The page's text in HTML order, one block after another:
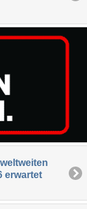
erwartet